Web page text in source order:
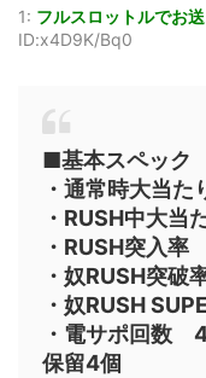
1: フルスロットルでお
ID:x4D9K/Bq0
■基本スペック
・通常時大当
・RUSH中大
・RUSH突入
・奴RUSH突
・奴RUSH
・電サポ回数
保留4個